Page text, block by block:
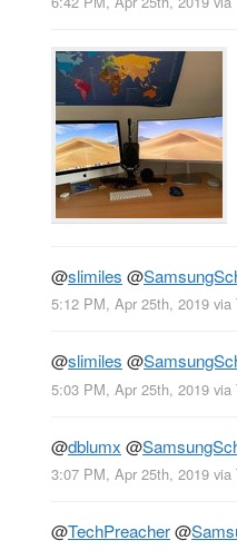
@slimiles @
5:12 PM, Apr 25th, 2019 via
@slimiles @
5:03 PM, Apr 25th, 2019 via
@dblumx @
3:07 PM, Apr 25th, 2019 via
@TechPreacher@